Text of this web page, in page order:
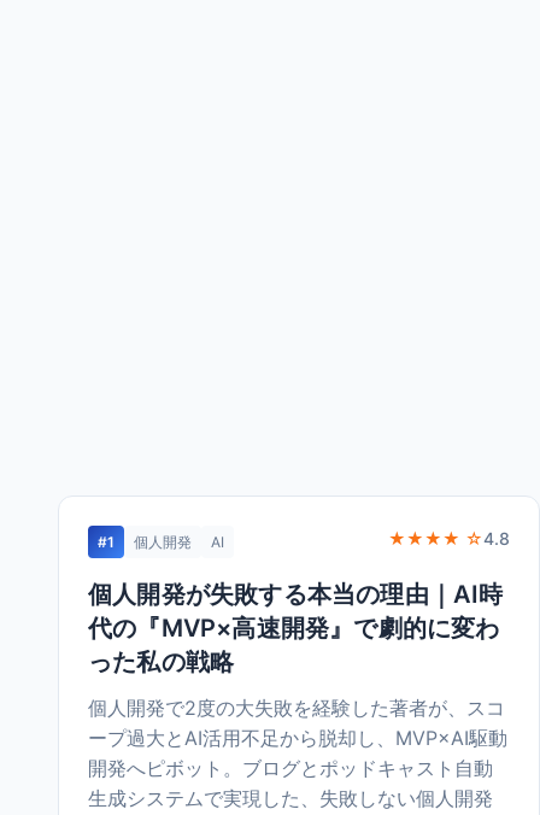
#1 個人開発 AI ★★★★ ☆4.8
個人開発が失敗する本当の理由｜AI時
代の『MVP×高速開発』で劇的に変わ
った私の戦略
個人開発で2度の大失敗を経験した著者が、スコ
ープ過大とAI活用不足から脱却し、MVP×AI駆動
開発へピボット。ブログとポッドキャスト自動
生成システムで実現した、失敗しない個人開発